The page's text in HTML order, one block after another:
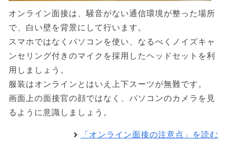
オンライン面接は、騒音がない通信環境が整った場所
で、白い壁を背景にして行います。
スマホではなくパソコンを使い、なるべくノイズキャ
ンセリング付きのマイクを採用したヘッドセットを利
用しましょう。
服装はオンラインとはいえ上下スーツが無難です。
画面上の面接官の顔ではなく、パソコンのカメラを見
るように意識しましょう。
「オンライン面接の注意点」を読む